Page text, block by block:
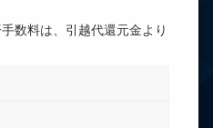
数料は、引越代還元金より